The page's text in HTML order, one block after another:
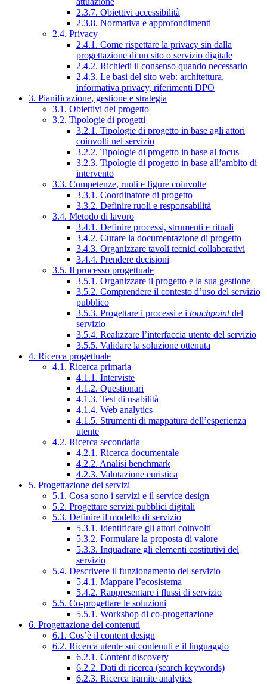
2.3.7. Obiettivi accessibilità
2.3.8. Normativa e approfondimenti
2.4. Privacy
2.4.1. Come rispettare la privacy sin dalla
progettazione di un sito o servizio digitale
2.4.2. Richiedi il consenso quando necessario
2.4.3. Le basi del sito web: architettura,
informativa privacy, riferimenti DPO
3. Pianificazione, gestione e strategia
3.1. Obiettivi del progetto
3.2. Tipologie di progetti
3.2.1. Tipologie di progetto in base agli attori
coinvolti nel servizio
3.2.2. Tipologie di progetto in base al focus
3.2.3. Tipologie di progetto in base all’ambito di
intervento
3.3. Competenze, ruoli e figure coinvolte
3.3.1. Coordinatore di progetto
3.3.2. Definire ruoli e responsabilità
3.4. Metodo di lavoro
3.4.1. Definire processi, strumenti e rituali
3.4.2. Curare la documentazione di progetto
3.4.3. Organizzare tavoli tecnici collaborativi
3.4.4. Prendere decisioni
3.5. Il processo progettuale
3.5.1. Organizzare il progetto e la sua gestione
3.5.2. Comprendere il contesto d’uso del servizio
pubblico
3.5.3. Progettare i processi e i touchpointdel
servizio
3.5.4. Realizzare l’interfaccia utente del servizio
3.5.5. Validare la soluzione ottenuta
4. Ricerca progettuale
4.1. Ricerca primaria
4.1.1. Interviste
4.1.2. Questionari
4.1.3. Test di usabilità
4.1.4. Web analytics
4.1.5. Strumenti di mappatura dell’esperienza
utente
4.2. Ricerca secondaria
4.2.1. Ricerca documentale
4.2.2. Analisi benchmark
4.2.3. Valutazione euristica
5. Progettazione dei servizi
5.1. Cosa sono i servizi e il service design
5.2. Progettare servizi pubblici digitali
5.3. Definire il modello di servizio
5.3.1. Identificare gli attori coinvolti
5.3.2. Formulare la proposta di valore
5.3.3. Inquadrare gli elementi costitutivi del
servizio
5.4. Descrivere il funzionamento del servizio
5.4.1. Mappare l’ecosistema
5.4.2. Rappresentare i flussi di servizio
5.5. Co-progettare le soluzioni
5.5.1. Workshop di co-progettazione
6. Progettazione dei contenuti
6.1. Cos’è il content design
6.2. Ricerca utente sui contenuti e il linguaggio
6.2.1. Content discovery
6.2.2. Dati di ricerca (search keywords)
6.2.3. Ricerca tramite analytics